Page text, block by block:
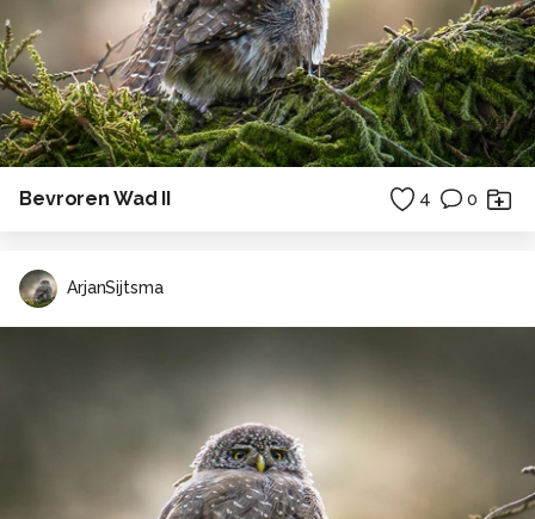
Bevroren Wad II 4 0
ArjanSijtsma